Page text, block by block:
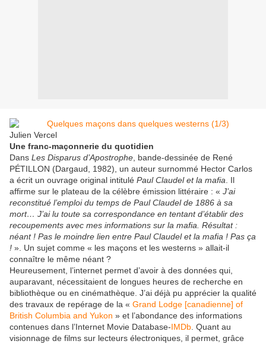
Julien Vercel
Une franc-maçonnerie du quotidien
Dans Les Disparus d’Apostrophe , bande-dessinée de René
PÉTILLON (Dargaud, 1982), un auteur surnommé Hector Carlos
a écrit un ouvrage original intitulé Paul Claudel et la mafia . Il
affirme sur le plateau de la célèbre émission littéraire : « J’ai
reconstitué l’emploi du temps de Paul Claudel de 1886 à sa
mort… J’ai lu toute sa correspondance en tentant d’établir des
recoupements avec mes informations sur la mafia. Résultat :
néant ! Pas le moindre lien entre Paul Claudel et la mafia ! Pas ça
! ». Un sujet comme « les maçons et les westerns » allait-il
connaître le même néant ?
Heureusement, l’internet permet d’avoir à des données qui,
auparavant, nécessitaient de longues heures de recherche en
bibliothèque ou en cinémathèque. J’ai déjà pu apprécier la qualité
des travaux de repérage de la « Grand Lodge [canadienne] of
British Columbia and Yukon » et l’abondance des informations
contenues dans l’Internet Movie Database-IMDb . Quant au
visionnage de films sur lecteurs électroniques, il permet, grâce